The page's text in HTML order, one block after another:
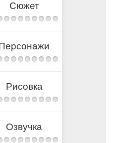
Сюжет
Рисовка
Озвучка